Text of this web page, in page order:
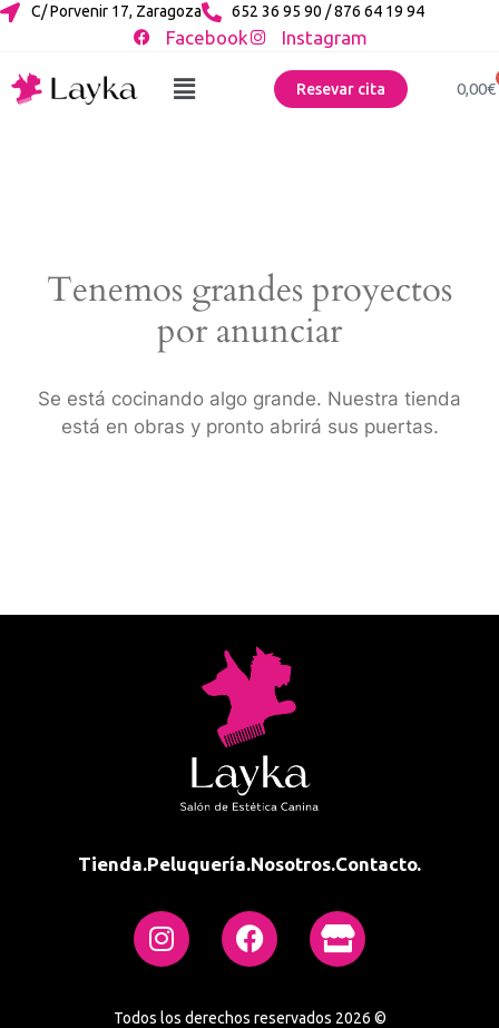
C/ Porvenir 17, Zaragoza 652 36 95 90 / 876 64 19 94
Facebook Instagram
Resevar cita 0,00€
Tenemos grandes proyectos
por anunciar
Se está cocinando algo grande. Nuestra tienda
está en obras y pronto abrirá sus puertas.
Tienda.Peluquería.Nosotros.Contacto.
Todos los derechos reservados 2026 ©